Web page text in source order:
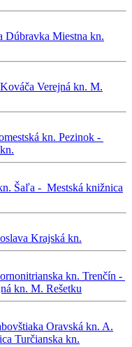
Dúbravka Miestna kn.
Verejná kn. M.
kn. Pezinok -
Šaľa - Mestská knižnica
Krajská kn.
kn. Trenčín -
kn. M. Rešetku
Oravská kn. A.
Turčianska kn.